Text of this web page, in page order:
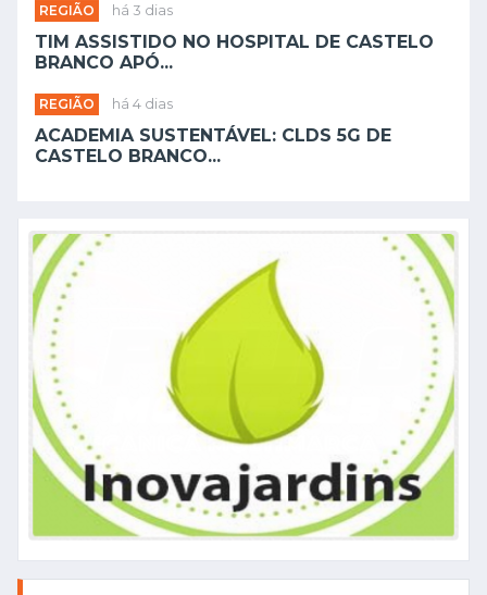
REGIÃO há 3 dias
TIM ASSISTIDO NO HOSPITAL DE CASTELO
BRANCO APÓ...
REGIÃO há 4 dias
ACADEMIA SUSTENTÁVEL: CLDS 5G DE
CASTELO BRANCO...